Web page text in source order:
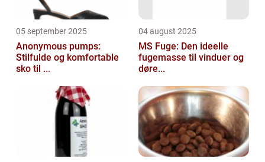
05 september 2025
Anonymous pumps:
Stilfulde og komfortable
sko til ...
04 august 2025
MS Fuge: Den ideelle
fugemasse til vinduer og
døre...